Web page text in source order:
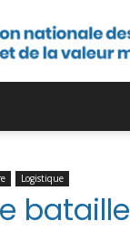
nationale
Logistique
bataille